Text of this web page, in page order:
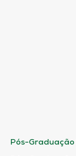
Pós-Graduação